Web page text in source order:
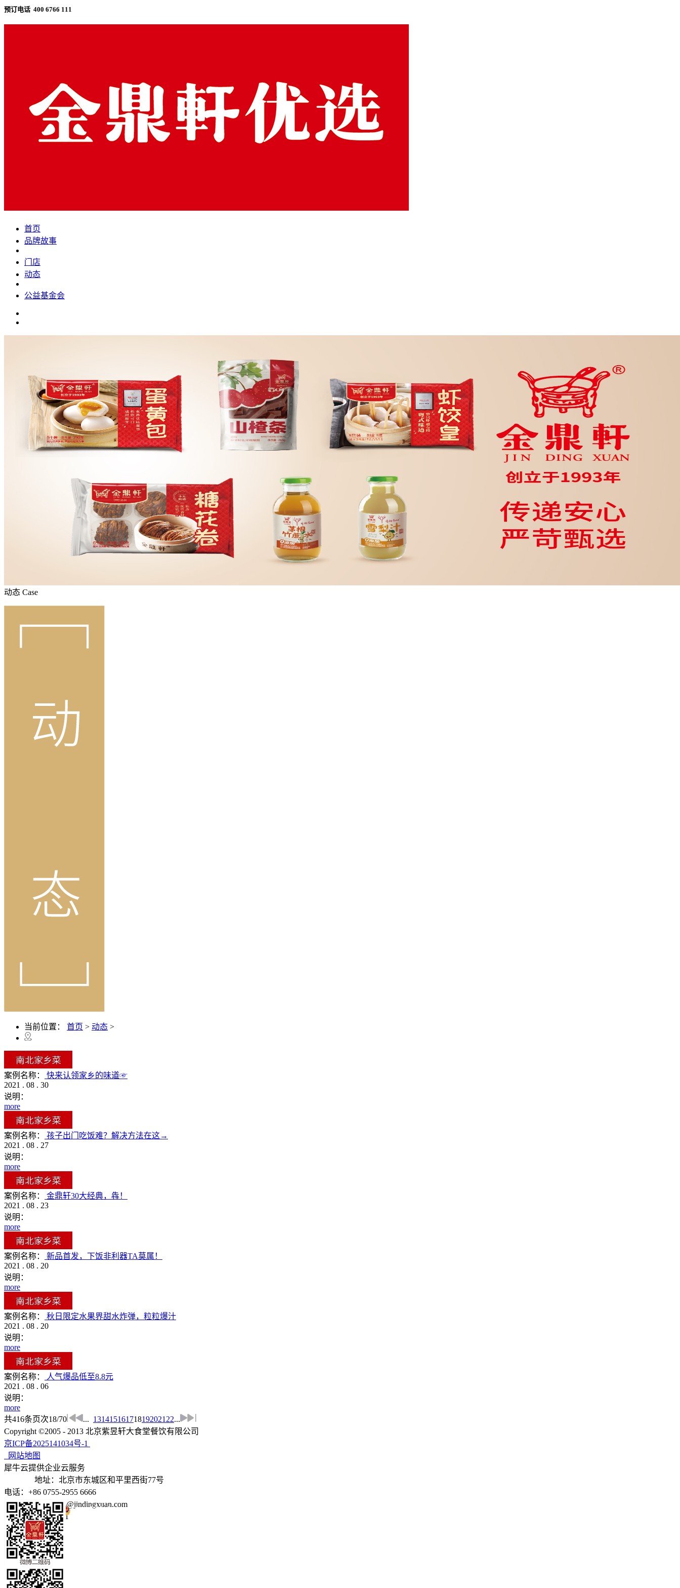
预订电话 400 6766 111
首页
品牌故事
门店
动态
公益基金会
动态 Case
当前位置： 首页 > 动态 >
案例名称：
快来认领家乡的味道☞
2021 . 08 . 30
说明：
more
案例名称：
孩子出门吃饭难？解决方法在这→
2021 . 08 . 27
说明：
more
案例名称：
金鼎轩30大经典，犇！
2021 . 08 . 23
说明：
more
案例名称：
新品首发，下饭非利器TA莫属！
2021 . 08 . 20
说明：
more
案例名称：
秋日限定水果界甜水炸弹，粒粒爆汁
2021 . 08 . 20
说明：
more
案例名称：
人气爆品低至8.8元
2021 . 08 . 06
说明：
more
共416条页次18/70 ... 131415161718192021 22...
Copyright ©2005 - 2013 北京紫昱轩大食堂餐饮有限公司
京ICP备2025141034号-1
网站地图
犀牛云提供企业云服务
地址：北京市东城区和平里西街77号
电话：+86 0755-2955 6666
邮箱：jindingxuan@jindingxuan.com
电话：4006766111
京公网安备 11010502035345号